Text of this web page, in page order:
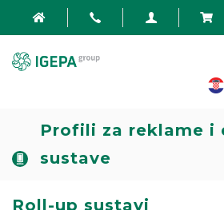
Profili za reklame i
sustave
Roll-up sustavi